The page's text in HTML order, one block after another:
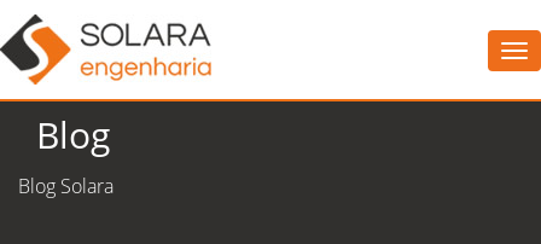
Blog
Blog Solara